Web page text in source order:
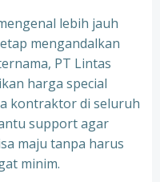
lebih jauh
mengandalkan
PT Lintas
harga special
kontraktor di seluruh
support agar
maju tanpa harus
minim.